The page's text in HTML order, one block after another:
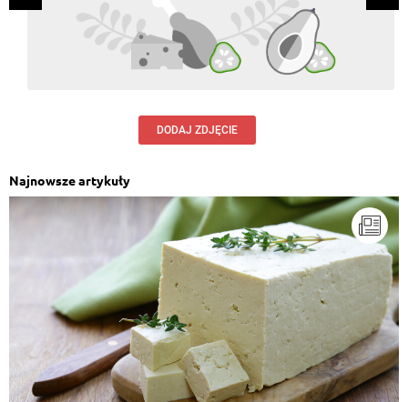
DODAJ ZDJĘCIE
Najnowsze artykuły